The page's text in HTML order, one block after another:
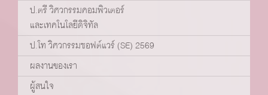
ป.ตรี วิศวกรรมคอมพิวเตอร์
และเทคโนโลยีดิจิทัล
ป.โท วิศวกรรมซอฟต์แวร์ (SE) 2569
ผลงานของเรา
ผู้สนใจ